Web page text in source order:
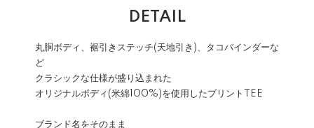
DETAIL
丸胴ボディ、裾引きステッチ(天地引き)、タコバインダーな
ど
クラシックな仕様が盛り込まれた
オリジナルボディ(米綿100%)を使用したプリントTEE
ブランド名をそのまま